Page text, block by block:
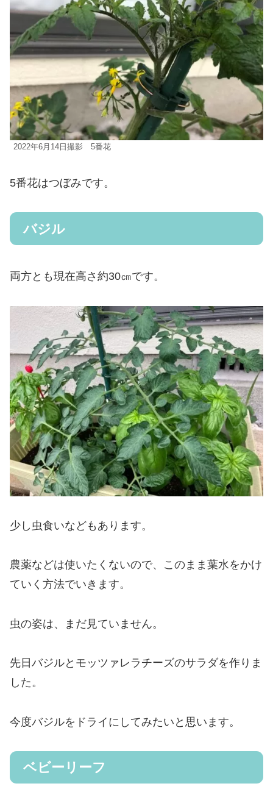
2022年6月14日撮影 5番花
5番花はつぼみです。
バジル
両方とも現在高さ約30㎝です。
少し虫食いなどもあります。
農薬などは使いたくないので、このまま葉水をかけ
ていく方法でいきます。
虫の姿は、まだ見ていません。
先日バジルとモッツァレラチーズのサラダを作りま
した。
今度バジルをドライにしてみたいと思います。
ベビーリーフ